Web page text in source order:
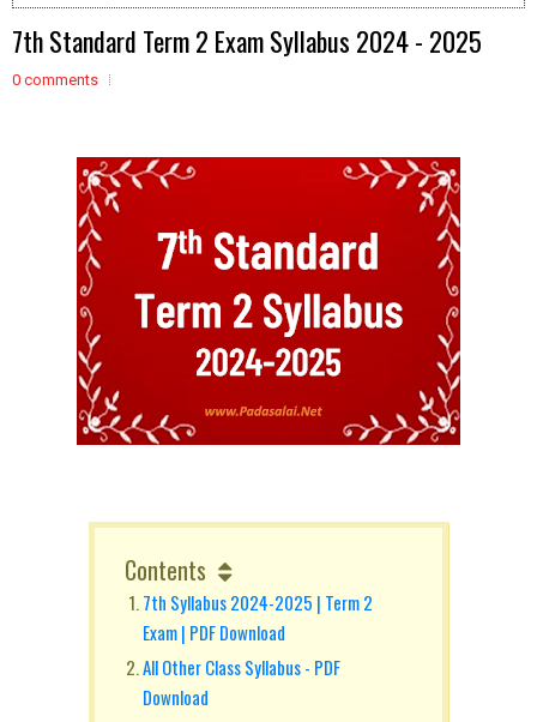
7th Standard Term 2 Exam Syllabus 2024 - 2025
0 comments
Contents
7th Syllabus 2024-2025 | Term 2
Exam | PDF Download
All Other Class Syllabus - PDF
Download